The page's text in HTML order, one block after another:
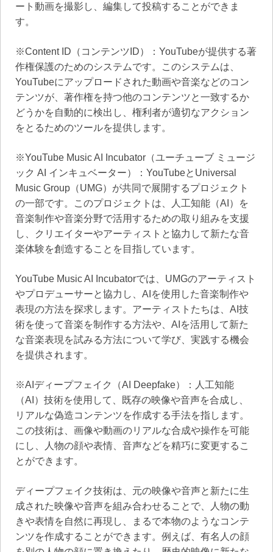
ート動画を撮影し、編集して投稿することができま
す。
※Content ID（コンテンツID）：YouTubeが提供する著
作権保護のためのシステムです。このシステムは、
YouTubeにアップロードされた動画や音楽などのコン
テンツが、著作権を持つ他のコンテンツと一致するか
どうかを自動的に検出し、権利者が適切なアクション
をとるためのツールを提供します。
※YouTube Music AI Incubator（ユーチューブ ミュージ
ック AI インキュベーター）：YouTubeとUniversal
Music Group（UMG）が共同で展開するプロジェクト
の一部です。このプロジェクトは、人工知能（AI）を
音楽制作や音楽分野で活用するための取り組みを支援
し、クリエイターやアーティストと協力して新たな音
楽体験を創造することを目指しています。
YouTube Music AI Incubatorでは、UMGのアーティスト
やプロデューサーと協力し、AIを使用した音楽制作や
表現の方法を探求します。アーティストたちは、AI技
術を使って音楽を制作する方法や、AIを活用して新た
な音楽表現を試みる方法について学び、実践する機会
を提供されます。
※AIディープフェイク（AI Deepfake）：人工知能
（AI）技術を使用して、既存の映像や音声を合成し、
リアルな偽造コンテンツを作成する手法を指します。
この技術は、画像や動画のリアルな合成や操作を可能
にし、人物の顔や表情、音声などを精巧に変更するこ
とができます。
ディープフェイク技術は、元の映像や音声と新たに生
成された映像や音声を組み合わせることで、人物の動
きや表情を自然に再現し、まるで本物のようなコンテ
ンツを作成することができます。例えば、有名人の顔